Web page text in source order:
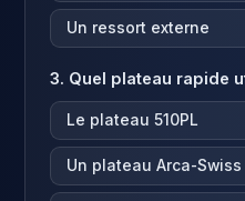
Un ressort externe
3. Quel plateau rapide
Le plateau 510PL
Un plateau Arca-Swiss